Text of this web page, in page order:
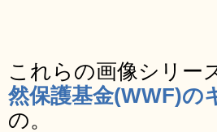
これらの画像シリー
然保護基金(WWF)の
の。